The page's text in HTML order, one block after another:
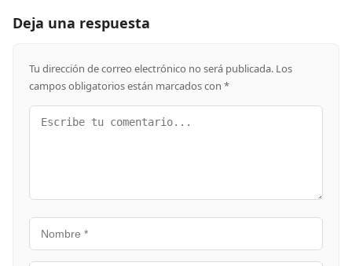
Deja una respuesta
Tu dirección de correo electrónico no será publicada. Los
campos obligatorios están marcados con *